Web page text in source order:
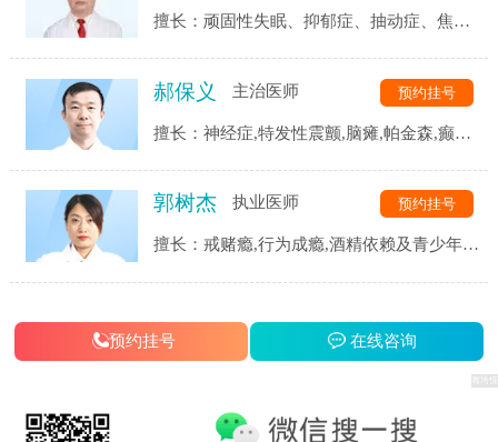
擅长：顽固性失眠、抑郁症、抽动症、焦虑
等精神心理疾病的诊断与治疗。
郝保义 主治医师
擅长：神经症,特发性震颤,脑瘫,帕金森,癫痫,
预约挂号
郭树杰 执业医师
擅长：戒赌瘾,行为成瘾,酒精依赖及青少年网
预约挂号
预约挂号 在线咨询